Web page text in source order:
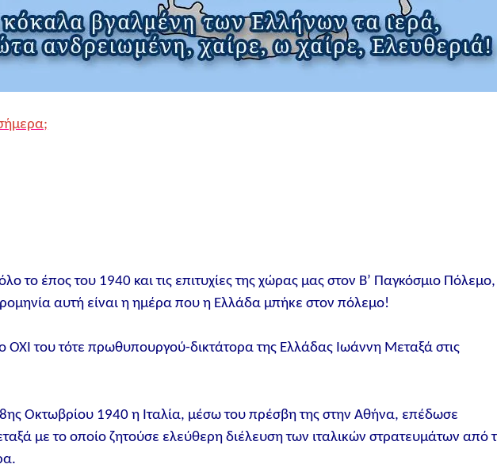
το έπος του 1940 και τις επιτυχίες της χώρας μας στον Β’ Παγκόσμιο Πόλεμο,
αυτή είναι η ημέρα που η Ελλάδα μπήκε στον πόλεμο!
ΟΧΙ του τότε πρωθυπουργού-δικτάτορα της Ελλάδας Ιωάννη Μεταξά στις
Οκτωβρίου 1940 η Ιταλία, μέσω του πρέσβη της στην Αθήνα, επέδωσε
με το οποίο ζητούσε ελεύθερη διέλευση των ιταλικών στρατευμάτων από